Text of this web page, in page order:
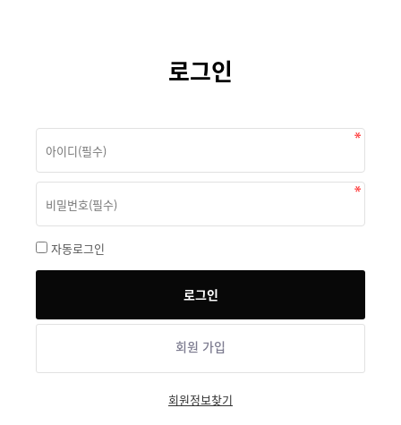
로그인
자동로그인
회원 가입
회원정보찾기